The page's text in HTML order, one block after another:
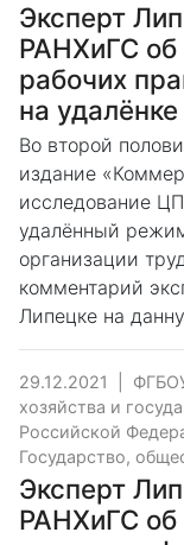
Эксперт
РАНХиГС об
рабочих
на удалёнке
Во второй
издание
исследование
удалённый
организации
комментарий
Липецке на
29.12.2021
хозяйства и
Российской
Государство,
Эксперт
РАНХиГС об